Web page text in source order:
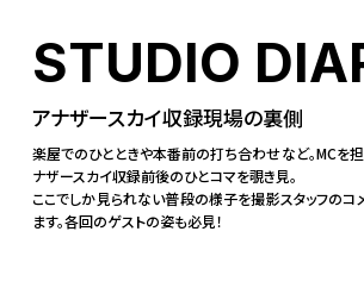
STUDIO
アナザースカイ収録現場の裏側
楽屋でのひとときや本番前の打ち合わせなど。MCを
ナザースカイ収録前後のひとコマを覗き見。
ここでしか見られない普段の様子を撮影スタッフのコ
ます。各回のゲストの姿も必見！